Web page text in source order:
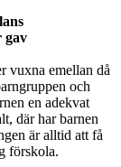
gav
vuxna emellan då
och
en adekvat
där har barnen
är alltid att få
förskola.